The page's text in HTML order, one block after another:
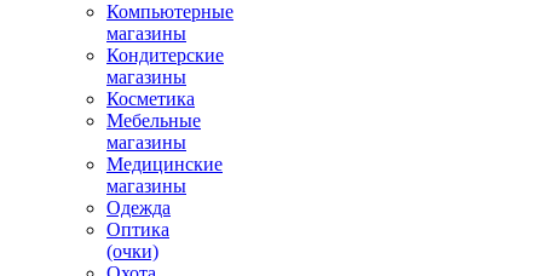
Компьютерные
магазины
Кондитерские
магазины
Косметика
Мебельные
магазины
Медицинские
магазины
Одежда
Оптика
(очки)